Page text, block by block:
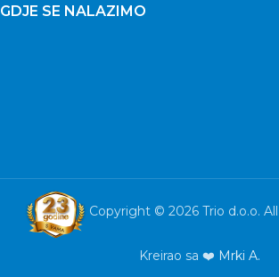
GDJE SE NALAZIMO
Copyright © 2026 Trio d.o.o.
Kreirao sa ❤️ Mrki A.